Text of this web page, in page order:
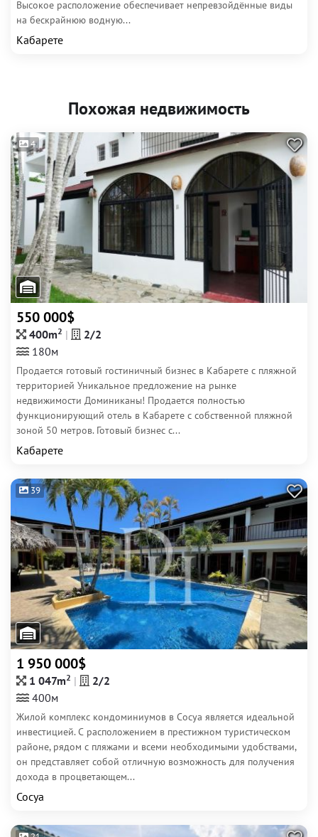
Высокое расположение обеспечивает непревзойдённые виды
на бескрайнюю водную...
Кабарете
Похожая недвижимость
4
550 000$
400m2
2/2
180м
Продается готовый гостиничный бизнес в Кабарете с пляжной
территорией Уникальное предложение на рынке
недвижимости Доминиканы! Продается полностью
функционирующий отель в Кабарете с собственной пляжной
зоной 50 метров. Готовый бизнес с...
Кабарете
39
1 950 000$
1 047m2
2/2
400м
Жилой комплекс кондоминиумов в Сосуа является идеальной
инвестицией. С расположением в престижном туристическом
районе, рядом с пляжами и всеми необходимыми удобствами,
он представляет собой отличную возможность для получения
дохода в процветающем...
Сосуа